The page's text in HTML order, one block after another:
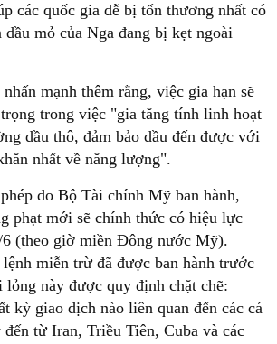
các quốc gia dễ bị tổn thương nhất có
dầu mỏ của Nga đang bị kẹt ngoài
mạnh thêm rằng, việc gia hạn sẽ
trong việc "gia tăng tính linh hoạt
dầu thô, đảm bảo dầu đến được với
nhất về năng lượng".
do Bộ Tài chính Mỹ ban hành,
phạt mới sẽ chính thức có hiệu lực
6 (theo giờ miền Đông nước Mỹ).
miễn trừ đã được ban hành trước
lỏng này được quy định chặt chẽ:
kỳ giao dịch nào liên quan đến các cá
đến từ Iran, Triều Tiên, Cuba và các